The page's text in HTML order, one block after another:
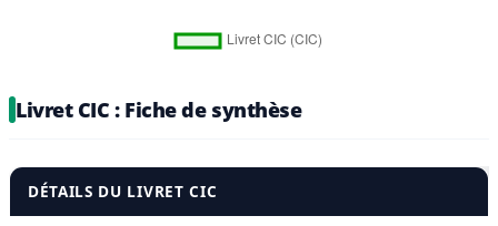
Livret CIC : Fiche de synthèse
DÉTAILS DU LIVRET CIC